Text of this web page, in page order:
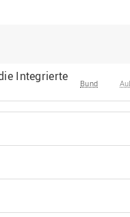
Integrierte Bund AuL